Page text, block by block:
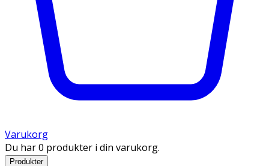
Varukorg
Du har 0 produkter i din varukorg.
Produkter